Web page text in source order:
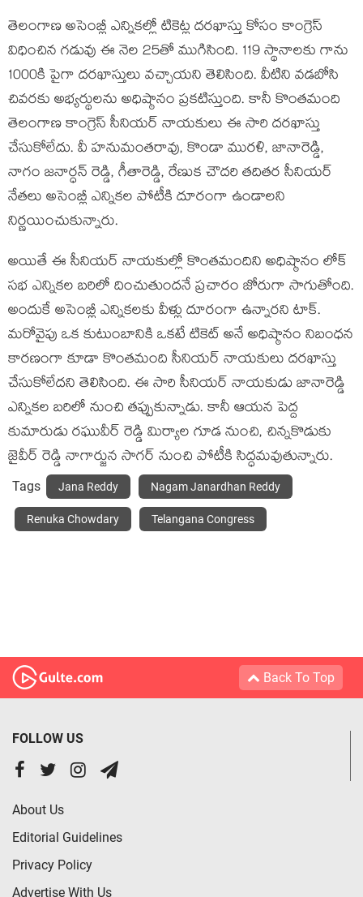
తెలంగాణ అసెంబ్లీ ఎన్నికల్లో టికెట్ల దరఖాస్తు కోసం కాంగ్రెస్
విధించిన గడువు ఈ నెల 25తో ముగిసింది. 119 స్థానాలకు గాను
1000కి పైగా దరఖాస్తులు వచ్చాయని తెలిసింది. వీటిని వడబోసి
చివరకు అభ్యర్థులను అధిష్ఠానం ప్రకటిస్తుంది. కానీ కొంతమంది
తెలంగాణ కాంగ్రెస్ సీనియర్ నాయకులు ఈ సారి దరఖాస్తు
చేసుకోలేదు. వీ హనుమంతరావు, కొండా మురళి, జానారెడ్డి,
నాగం జనార్ధన్ రెడ్డి, గీతారెడ్డి, రేణుక చౌదరి తదితర సీనియర్
నేతలు అసెంబ్లీ ఎన్నికల పోటీకి దూరంగా ఉండాలని
నిర్ణయించుకున్నారు.
అయితే ఈ సీనియర్ నాయకుల్లో కొంతమందిని అధిష్ఠానం లోక్
సభ ఎన్నికల బరిలో దించుతుందనే ప్రచారం జోరుగా సాగుతోంది.
అందుకే అసెంబ్లీ ఎన్నికలకు వీళ్లు దూరంగా ఉన్నారని టాక్.
మరోవైపు ఒక కుటుంబానికి ఒకటే టికెట్ అనే అధిష్ఠానం నిబంధన
కారణంగా కూడా కొంతమంది సీనియర్ నాయకులు దరఖాస్తు
చేసుకోలేదని తెలిసింది. ఈ సారి సీనియర్ నాయకుడు జానారెడ్డి
ఎన్నికల బరిలో నుంచి తప్పుకున్నాడు. కానీ ఆయన పెద్ద
కుమారుడు రఘువీర్ రెడ్డి మిర్యాల గూడ నుంచి, చిన్నకొడుకు
జైవీర్ రెడ్డి నాగార్జున సాగర్ నుంచి పోటీకి సిద్ధమవుతున్నారు.
Tags Jana Reddy Nagam Janardhan Reddy
Renuka Chowdary Telangana Congress
Back To Top
FOLLOW US
About Us
Editorial Guidelines
Privacy Policy
Advertise With Us